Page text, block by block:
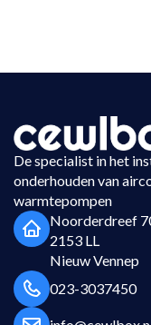
De specialist in het
onderhouden van
warmtepompen
Noorderdreef
2153 LL
Nieuw Vennep
023-3037450